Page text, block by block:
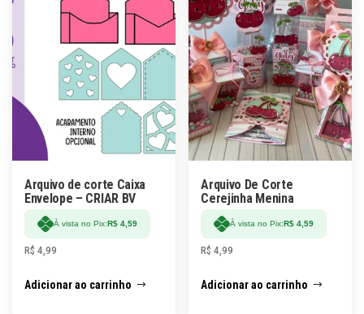
Arquivo de corte Caixa
Envelope – CRIAR BV
À vista no Pix:R$ 4,59
R$ 4,99
Adicionar ao carrinho
Arquivo De Corte
Cerejinha Menina
À vista no Pix:R$ 4,59
R$ 4,99
Adicionar ao carrinho